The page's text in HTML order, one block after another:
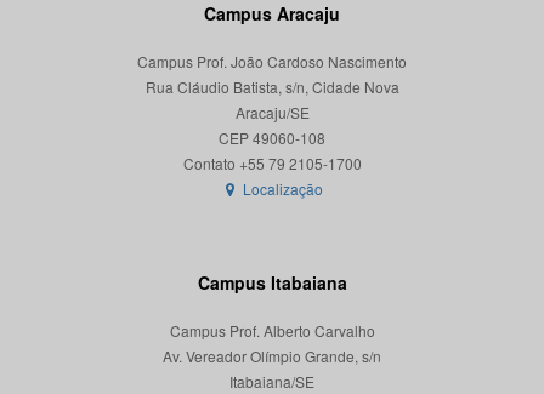
Campus Aracaju
Campus Prof. João Cardoso Nascimento
Rua Cláudio Batista, s/n, Cidade Nova
Aracaju/SE
CEP 49060-108
Localização
Campus Itabaiana
Campus Prof. Alberto Carvalho
Av. Vereador Olímpio Grande, s/n
Itabaiana/SE